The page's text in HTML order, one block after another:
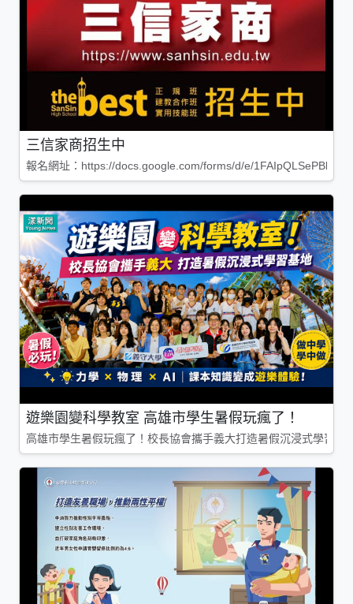
三信家商招生中
報名網址：https://docs.google.com/forms/d/e/
遊樂園變科學教室 高雄市學生暑假玩瘋了！
高雄市學生暑假玩瘋了！校長協會攜手義大打造暑假沉浸式學習基